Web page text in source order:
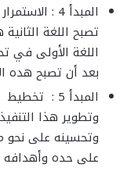
المبدأ 4 :
تصبح اللغة
اللغة الأولى في
بعد أن تصبح هده
المبدأ 5 :
وتطوير هذا
وتحسينه على
على حده وأهدافه